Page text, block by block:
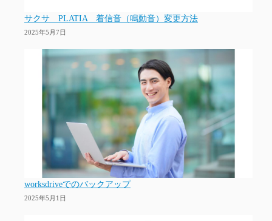
サクサ PLATIA 着信音（鳴動音）変更方法
2025年5月7日
worksdriveでのバックアップ
2025年5月1日